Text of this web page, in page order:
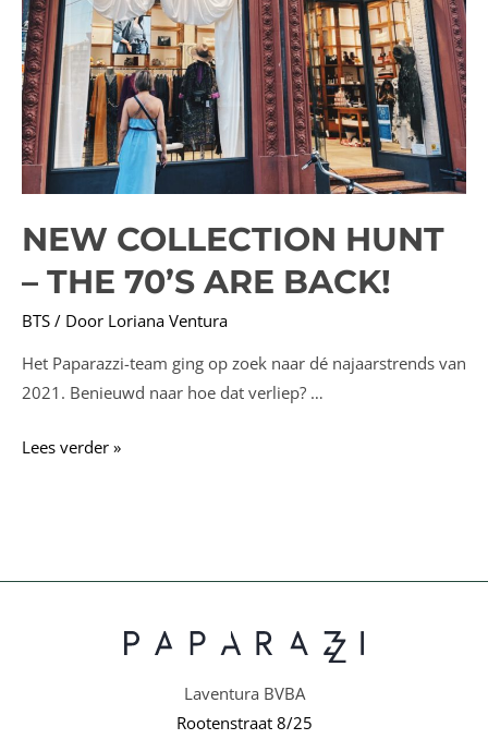
NEW COLLECTION HUNT
– THE 70’S ARE BACK!
BTS / Door Loriana Ventura
Het Paparazzi-team ging op zoek naar dé najaarstrends van
2021. Benieuwd naar hoe dat verliep? …
NEW
Lees verder »
Laventura BVBA
Rootenstraat 8/25